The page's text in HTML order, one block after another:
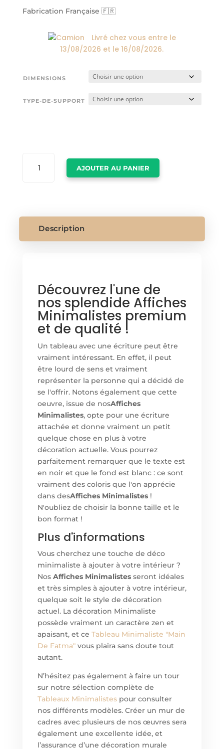
Fabrication Française 🇫🇷
Livré chez vous entre le
13/08/2026 et le16/08/2026.
DIMENSIONS
TYPE-DE-SUPPORT
AJOUTER AU PANIER
Description
Découvrez l'une de
nos splendide Affiches
Minimalistes premium
et de qualité !
Un tableau avec une écriture peut être
vraiment intéressant. En effet, il peut
être lourd de sens et vraiment
représenter la personne qui a décidé de
se l'offrir. Notons également que cette
oeuvre, issue de nosAffiches
Minimalistes, opte pour une écriture
attachée et donne vraiment un petit
quelque chose en plus à votre
décoration actuelle. Vous pourrez
parfaitement remarquer que le texte est
en noir et que le fond est blanc : ce sont
vraiment des coloris que l'on apprécie
dans desAffiches Minimalistes!
N'oubliez de choisir la bonne taille et le
bon format !
Plus d'informations
Vous cherchez une touche de déco
minimaliste à ajouter à votre intérieur ?
Nos Affiches Minimalistesseront idéales
et très simples à ajouter à votre intérieur,
quelque soit le style de décoration
actuel. La décoration Minimaliste
possède vraiment un caractère zen et
apaisant, et ce Tableau Minimaliste "Main
De Fatma"vous plaira sans doute tout
autant.
N’hésitez pas également à faire un tour
sur notre sélection complète de
Tableaux Minimalistespour consulter
nos différents modèles. Créer un mur de
cadres avec plusieurs de nos œuvres sera
également une excellente idée, et
l’assurance d’une décoration murale